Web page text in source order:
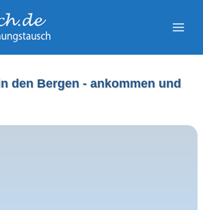
den Bergen - ankommen und